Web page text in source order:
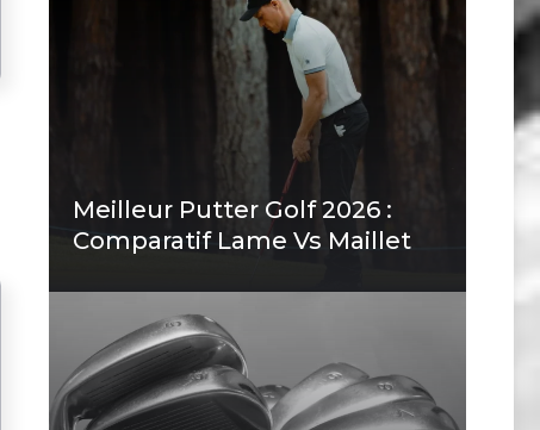
Meilleur Putter Golf 2026 :
Comparatif Lame Vs Maillet